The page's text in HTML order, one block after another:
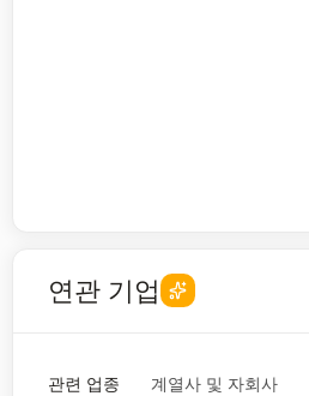
연관 기업
관련 업종 계열사 및 자회사